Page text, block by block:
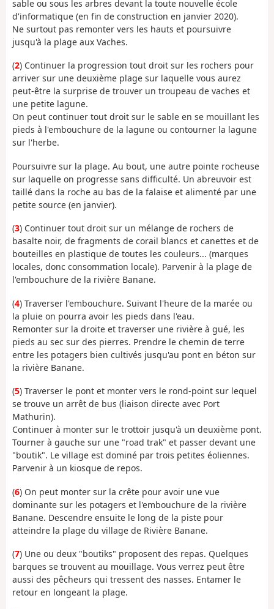
sable ou sous les arbres devant la toute nouvelle école
d'informatique (en fin de construction en janvier 2020).
Ne surtout pas remonter vers les hauts et poursuivre
jusqu'à la plage aux Vaches.
(2) Continuer la progression tout droit sur les rochers pour
arriver sur une deuxième plage sur laquelle vous aurez
peut-être la surprise de trouver un troupeau de vaches et
une petite lagune.
On peut continuer tout droit sur le sable en se mouillant les
pieds à l'embouchure de la lagune ou contourner la lagune
sur l'herbe.
Poursuivre sur la plage. Au bout, une autre pointe rocheuse
sur laquelle on progresse sans difficulté. Un abreuvoir est
taillé dans la roche au bas de la falaise et alimenté par une
petite source (en janvier).
(3) Continuer tout droit sur un mélange de rochers de
basalte noir, de fragments de corail blancs et canettes et de
bouteilles en plastique de toutes les couleurs... (marques
locales, donc consommation locale). Parvenir à la plage de
l'embouchure de la rivière Banane.
(4) Traverser l'embouchure. Suivant l'heure de la marée ou
la pluie on pourra avoir les pieds dans l'eau.
Remonter sur la droite et traverser une rivière à gué, les
pieds au sec sur des pierres. Prendre le chemin de terre
entre les potagers bien cultivés jusqu'au pont en béton sur
la rivière Banane.
(5) Traverser le pont et monter vers le rond-point sur lequel
se trouve un arrêt de bus (liaison directe avec Port
Mathurin).
Continuer à monter sur le trottoir jusqu'à un deuxième pont.
Tourner à gauche sur une "road trak" et passer devant une
"boutik". Le village est dominé par trois petites éoliennes.
Parvenir à un kiosque de repos.
(6) On peut monter sur la crête pour avoir une vue
dominante sur les potagers et l'embouchure de la rivière
Banane. Descendre ensuite le long de la piste pour
atteindre la plage du village de Rivière Banane.
(7) Une ou deux "boutiks" proposent des repas. Quelques
barques se trouvent au mouillage. Vous verrez peut être
aussi des pêcheurs qui tressent des nasses. Entamer le
retour en longeant la plage.